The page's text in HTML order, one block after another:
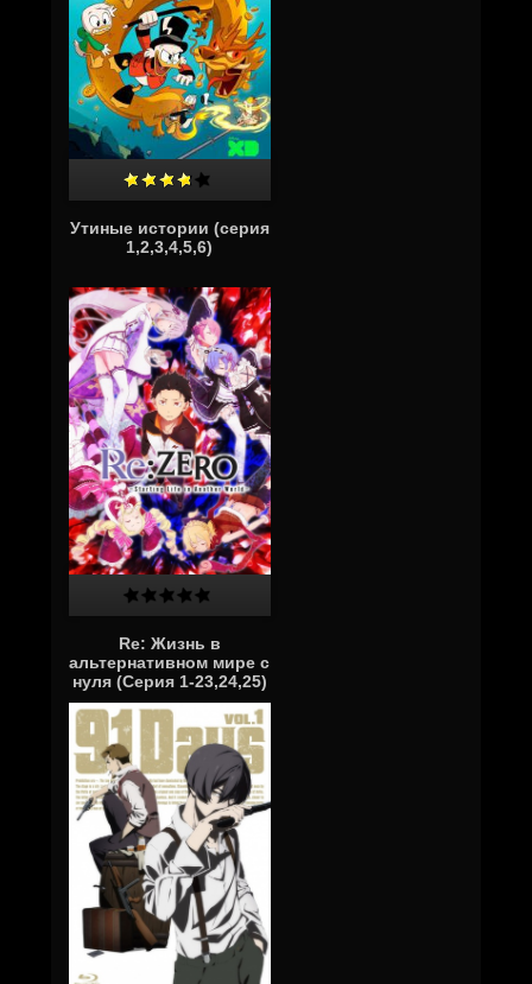
Утиные истории (серия
1,2,3,4,5,6)
Re: Жизнь в
альтернативном мире с
нуля (Серия 1-23,24,25)